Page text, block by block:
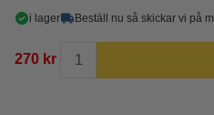
i lager Beställ nu så skickar vi på
270 kr